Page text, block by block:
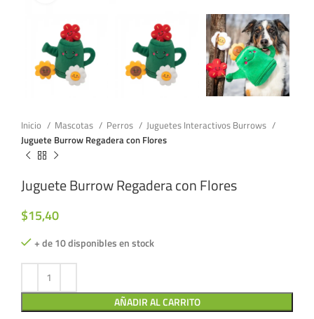
Inicio Mascotas Perros
Juguetes Interactivos Burrows
Juguete Burrow Regadera con Flores
Juguete Burrow Regadera con Flores
$15,40
+ de 10 disponibles en stock
AÑADIR AL CARRITO